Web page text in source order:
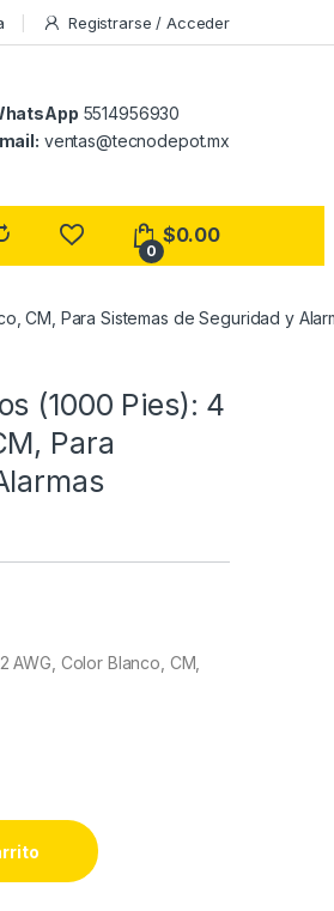
Registrarse / Acceder
5514956930
ventas@tecnodepot.mx
0
$0.00
CM, Para Sistemas de Seguridad y
(1000 Pies): 4
Para
Color Blanco, CM,
22 AWG, Color Blanco, CM, Para